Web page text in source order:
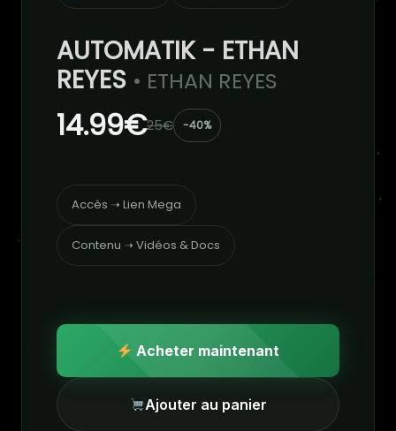
AUTOMATIK - ETHAN
REYES • ETHAN REYES
14.99€25€ -40%
Accès ➝ Lien Mega
Contenu ➝ Vidéos & Docs
Acheter maintenant
Ajouter au panier